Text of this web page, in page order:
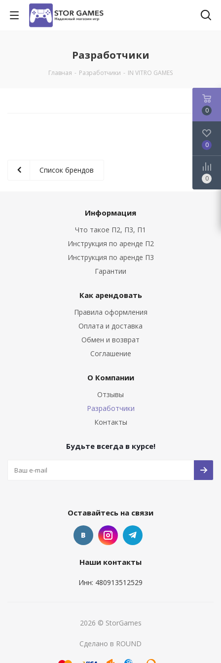
Разработчики
Главная - Разработчики - IN VITRO GAMES
Список брендов
Информация
Что такое П2, П3, П1
Инструкция по аренде П2
Инструкция по аренде П3
Гарантии
Как арендовать
Правила оформления
Оплата и доставка
Обмен и возврат
Соглашение
О Компании
Отзывы
Разработчики
Контакты
Будьте всегда в курсе!
Оставайтесь на связи
Наши контакты
Инн: 480913512529
2026 © StorGames
Сделано в ROUND
0
0
0